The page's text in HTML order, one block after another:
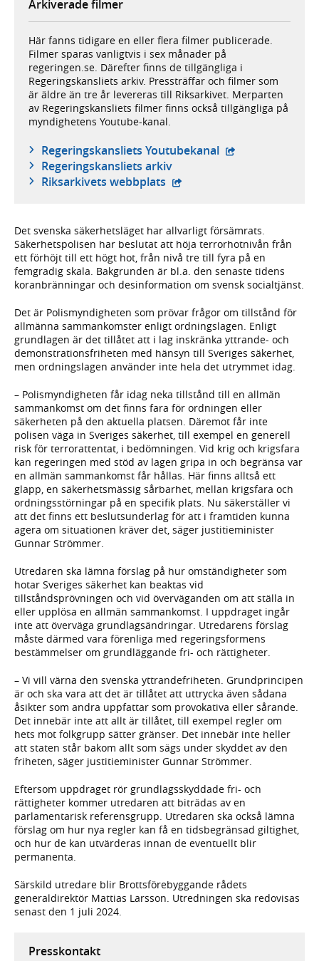
Arkiverade filmer
Här fanns tidigare en eller flera filmer publicerade.
Filmer sparas vanligtvis i sex månader på
regeringen.se. Därefter finns de tillgängliga i
Regeringskansliets arkiv. Pressträffar och filmer som
är äldre än tre år levereras till Riksarkivet. Merparten
av Regeringskansliets filmer finns också tillgängliga på
myndighetens Youtube-kanal.
Regeringskansliets Youtubekanal - extern
Regeringskansliets arkiv
Riksarkivets webbplats - extern webbplats,
Det svenska säkerhetsläget har allvarligt försämrats.
Säkerhetspolisen har beslutat att höja terrorhotnivån från
ett förhöjt till ett högt hot, från nivå tre till fyra på en
femgradig skala. Bakgrunden är bl.a. den senaste tidens
koranbränningar och desinformation om svensk socialtjänst.
Det är Polismyndigheten som prövar frågor om tillstånd för
allmänna sammankomster enligt ordningslagen. Enligt
grundlagen är det tillåtet att i lag inskränka yttrande- och
demonstrationsfriheten med hänsyn till Sveriges säkerhet,
men ordningslagen använder inte hela det utrymmet idag.
– Polismyndigheten får idag neka tillstånd till en allmän
sammankomst om det finns fara för ordningen eller
säkerheten på den aktuella platsen. Däremot får inte
polisen väga in Sveriges säkerhet, till exempel en generell
risk för terrorattentat, i bedömningen. Vid krig och krigsfara
kan regeringen med stöd av lagen gripa in och begränsa var
en allmän sammankomst får hållas. Här finns alltså ett
glapp, en säkerhetsmässig sårbarhet, mellan krigsfara och
ordningsstörningar på en specifik plats. Nu säkerställer vi
att det finns ett beslutsunderlag för att i framtiden kunna
agera om situationen kräver det, säger justitieminister
Gunnar Strömmer.
Utredaren ska lämna förslag på hur omständigheter som
hotar Sveriges säkerhet kan beaktas vid
tillståndsprövningen och vid överväganden om att ställa in
eller upplösa en allmän sammankomst. I uppdraget ingår
inte att överväga grundlagsändringar. Utredarens förslag
måste därmed vara förenliga med regeringsformens
bestämmelser om grundläggande fri- och rättigheter.
– Vi vill värna den svenska yttrandefriheten. Grundprincipen
är och ska vara att det är tillåtet att uttrycka även sådana
åsikter som andra uppfattar som provokativa eller sårande.
Det innebär inte att allt är tillåtet, till exempel regler om
hets mot folkgrupp sätter gränser. Det innebär inte heller
att staten står bakom allt som sägs under skyddet av den
friheten, säger justitieminister Gunnar Strömmer.
Eftersom uppdraget rör grundlagsskyddade fri- och
rättigheter kommer utredaren att biträdas av en
parlamentarisk referensgrupp. Utredaren ska också lämna
förslag om hur nya regler kan få en tidsbegränsad giltighet,
och hur de kan utvärderas innan de eventuellt blir
permanenta.
Särskild utredare blir Brottsförebyggande rådets
generaldirektör Mattias Larsson. Utredningen ska redovisas
senast den 1 juli 2024.
Presskontakt